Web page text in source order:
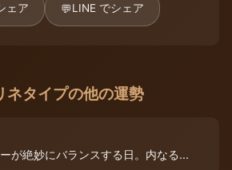
ェア 💬LINE でシェア
ネタイプの他の運勢
が絶妙にバランスする日。内なる...